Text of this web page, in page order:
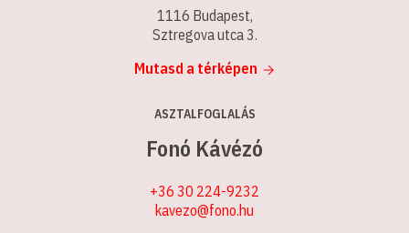
1116 Budapest,
Sztregova utca 3.
Mutasd a térképen
ASZTALFOGLALÁS
Fonó Kávézó
+36 30 224-9232
kavezo@fono.hu